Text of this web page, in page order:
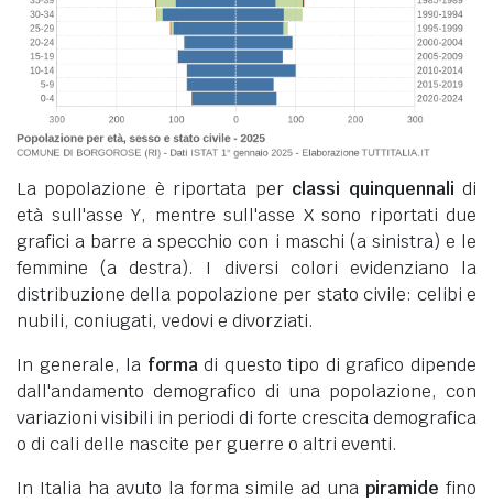
La popolazione è riportata per classi quinquennali di
età sull'asse Y, mentre sull'asse X sono riportati due
grafici a barre a specchio con i maschi (a sinistra) e le
femmine (a destra). I diversi colori evidenziano la
distribuzione della popolazione per stato civile: celibi e
nubili, coniugati, vedovi e divorziati.
In generale, la formadi questo tipo di grafico dipende
dall'andamento demografico di una popolazione, con
variazioni visibili in periodi di forte crescita demografica
o di cali delle nascite per guerre o altri eventi.
In Italia ha avuto la forma simile ad una piramide fino